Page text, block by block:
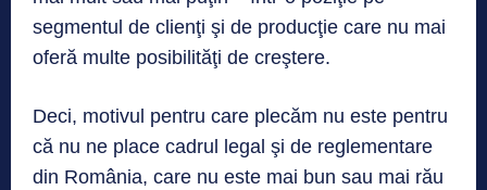
segmentul de clienţi şi de producţie care nu mai
oferă multe posibilităţi de creştere.
Deci, motivul pentru care plecăm nu este pentru
că nu ne place cadrul legal şi de reglementare
din România, care nu este mai bun sau mai rău